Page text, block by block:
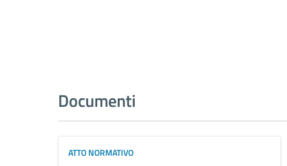
Documenti
ATTO NORMATIVO